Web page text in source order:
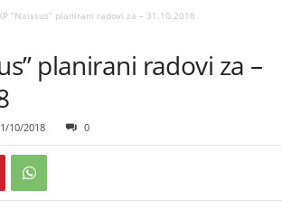
“Naissus” planirani radovi za – 31.10.2018
planirani radovi za –
10/2018 0